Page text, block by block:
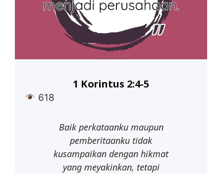
618
1 Korintus 2:4-5
Baik perkataanku maupun
pemberitaanku tidak
kusampaikan dengan hikmat
yang meyakinkan, tetapi